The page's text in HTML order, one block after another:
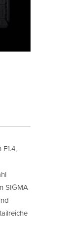
SIGMA